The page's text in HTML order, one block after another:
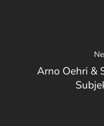
Arno Oehri &